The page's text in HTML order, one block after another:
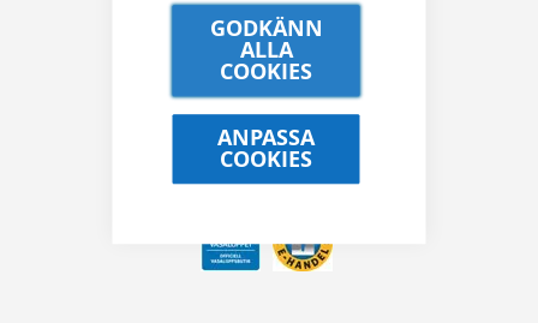
GODKÄNN
ALLA
COOKIES
ANPASSA
COOKIES
Kungsgatan 32, 111 35 Stockholm
08 21 90 00
info@alewalds.se